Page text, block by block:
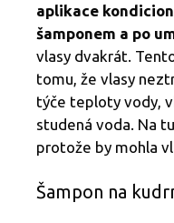
aplikace
šamponem a po
vlasy dvakrát.
tomu, že vlasy
týče teploty vody,
studená voda. Na
protože by mohla
Šampon na